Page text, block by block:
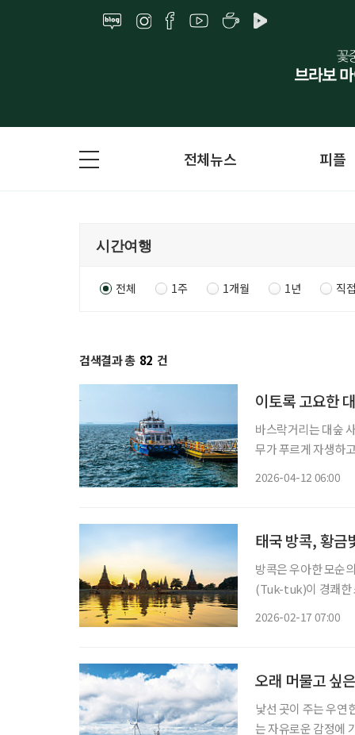
전체뉴스 피플
전체 1주 1개월 1년 직
검색결과 총 82 건
이토록 고요한
바스락거리는 대숲
무가 푸르게 자생하
2026-04-12 06:00
태국 방콕, 황금
방콕은 우아한 모순
(Tuk-tuk)이 경쾌한
2026-02-17 07:00
오래 머물고 싶
낯선 곳이 주는 우연
는 자유로운 감정에 가슴